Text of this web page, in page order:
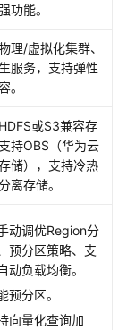
功能。
理/虚拟化集群、
服务，支持弹性
。
或S3兼容存
持OBS（华为云
储），支持冷热
离存储。
动调优Region分
预分区策略、支
动负载均衡。
预分区。
向量化查询加